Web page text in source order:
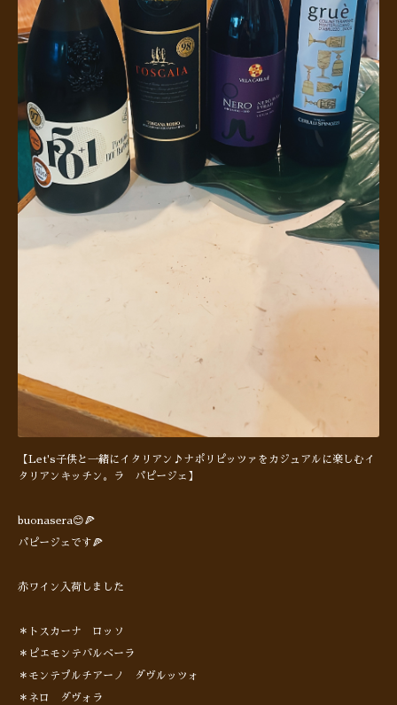
【Let's子供と一緒にイタリアン♪ナポリピッツァをカジュアルに楽しむイ
タリアンキッチン。ラ パピージェ】
buonasera😊🍕
パピージェです🍕
赤ワイン入荷しました
＊トスカーナ ロッソ
＊ピエモンテバルベーラ
＊モンテプルチアーノ ダヴルッツォ
＊ネロ ダヴォラ